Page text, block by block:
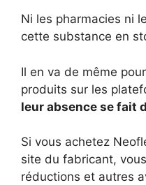
Ni les pharmacies ni
cette substance en
Il en va de même
produits sur les
leur absence se fait
Si vous achetez
site du fabricant,
réductions et autres